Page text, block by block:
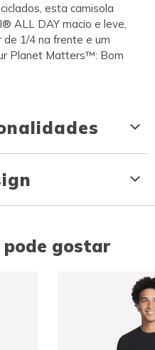
esta camisola
ALL DAY macio e leve,
1/4 na frente e um
Planet Matters™: Bom
pode gostar